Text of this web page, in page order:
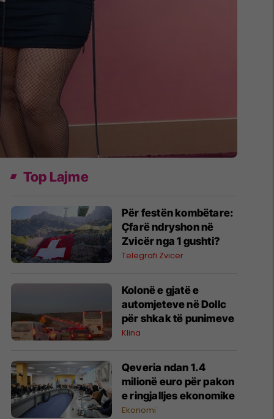
Top Lajme
Për festën kombëtare:
Çfarë ndryshon në
Zvicër nga 1 gushti?
Telegrafi Zvicer
​Kolonë e gjatë e
automjeteve në Dollc
për shkak të punimeve
Klina
Qeveria ndan 1.4
milionë euro për pakon
e ringjalljes ekonomike
Ekonomi